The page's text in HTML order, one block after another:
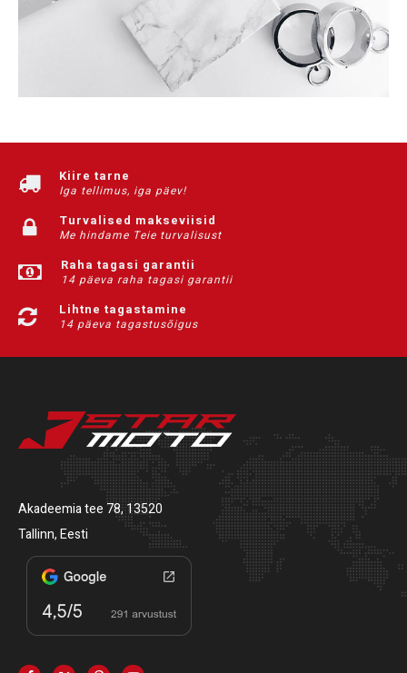
Kiire tarne
Iga tellimus, iga päev!
Turvalised makseviisid
Me hindame Teie turvalisust
Raha tagasi garantii
14 päeva raha tagasi garantii
Lihtne tagastamine
14 päeva tagastusõigus
Akadeemia tee 78, 13520
Tallinn, Eesti